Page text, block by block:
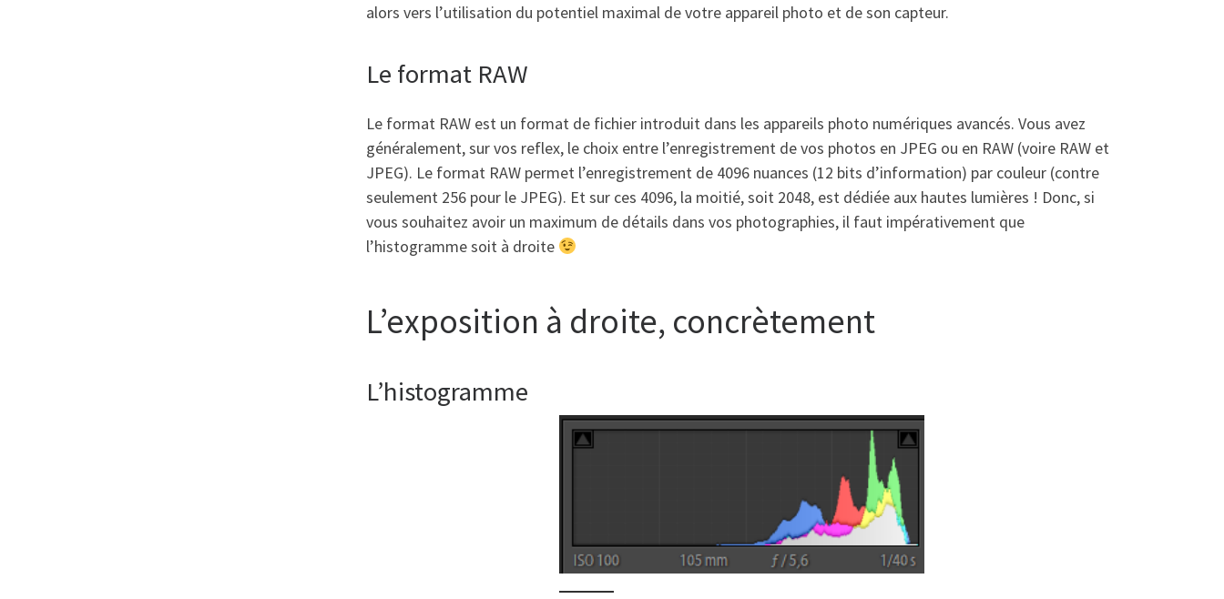
alors vers l’utilisation du potentiel maximal de votre appareil photo et de son capteur.
Le format RAW
Le format RAW est un format de fichier introduit dans les appareils photo numériques avancés. Vous avez
généralement, sur vos reflex, le choix entre l’enregistrement de vos photos en JPEG ou en RAW (voire RAW et
JPEG). Le format RAW permet l’enregistrement de 4096 nuances (12 bits d’information) par couleur (contre
seulement 256 pour le JPEG). Et sur ces 4096, la moitié, soit 2048, est dédiée aux hautes lumières ! Donc, si
vous souhaitez avoir un maximum de détails dans vos photographies, il faut impérativement que
l’histogramme soit à droite
L’exposition à droite, concrètement
L’histogramme